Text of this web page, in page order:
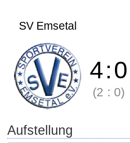
SV Emsetal
4:0
(2 : 0)
Aufstellung